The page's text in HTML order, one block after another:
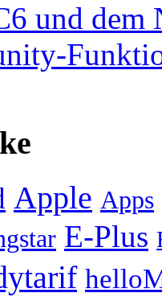
und dem
Apple Apps
E-Plus